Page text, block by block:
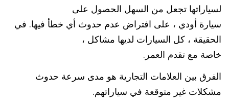
لسياراتها تجعل من السهل الحصول على
سيارة أودي ، على افتراض عدم حدوث أي خطأ فيها. في
الحقيقة ، كل السيارات لديها مشاكل ،
خاصة مع تقدم العمر.
الفرق بين العلامات التجارية هو مدى سرعة حدوث
مشكلات غير متوقعة في سياراتهم.